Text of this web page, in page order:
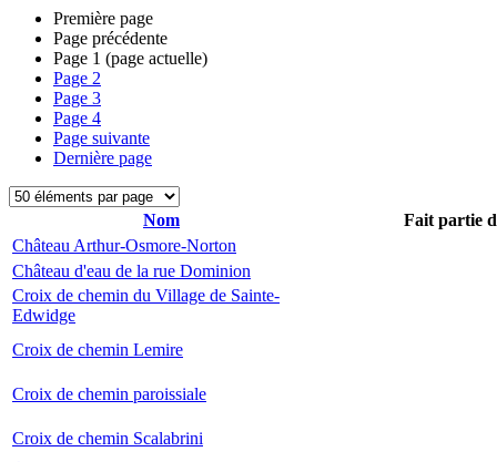
Première page
Page précédente
Page 1 (page actuelle)
Page 2
Page 3
Page 4
Page suivante
Dernière page
Nom
Fait partie
Château Arthur-Osmore-Norton
Château d'eau de la rue Dominion
Croix de chemin du Village de Sainte-
Edwidge
Croix de chemin Lemire
Croix de chemin paroissiale
Croix de chemin Scalabrini